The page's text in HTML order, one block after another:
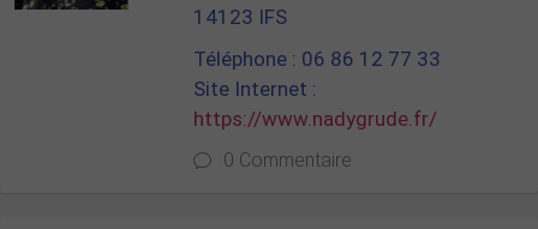
14123 IFS
Téléphone : 06 86 12 77 33
Site Internet :
https://www.nadygrude.fr/
0 Commentaire